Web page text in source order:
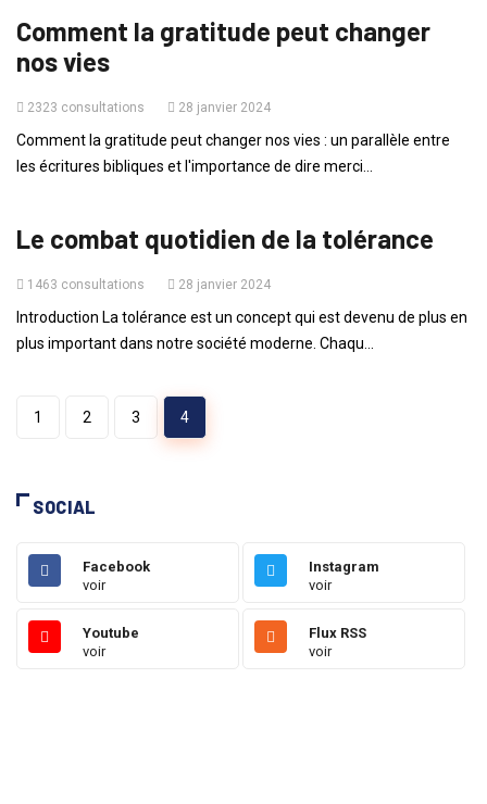
Comment la gratitude peut changer
nos vies
2323 consultations 28 janvier 2024
Comment la gratitude peut changer nos vies : un parallèle entre
les écritures bibliques et l'importance de dire merci...
Le combat quotidien de la tolérance
1463 consultations 28 janvier 2024
Introduction La tolérance est un concept qui est devenu de plus en
plus important dans notre société moderne. Chaqu...
1 2 3 4
SOCIAL
Facebook
voir
Instagram
voir
Youtube
voir
Flux RSS
voir